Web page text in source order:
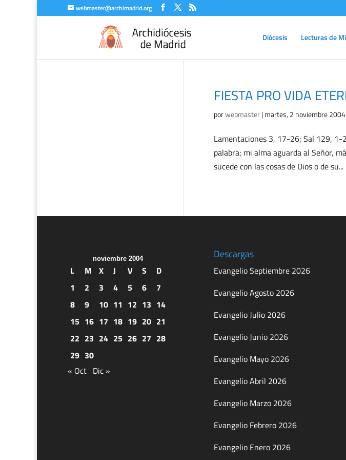
webmaster@archimadrid.org
Diócesis Lecturas de
FIESTA PRO VIDA
porwebmaster|martes, 2 noviembre 2004
Lamentaciones 3, 17-26; Sal 129, 1-
palabra; mi alma aguarda al Señor,
sucede con las cosas de Dios o de su...
noviembre 2004
L M X J V S
D
1
2 3 4 5 6
7
8
9 10 11 12 13 14
15 16 17 18 19 20 21
22 23 24 25 26 27 28
29 30
« Oct Dic »
Descargas
Evangelio Septiembre 2026
Evangelio Agosto 2026
Evangelio Julio 2026
Evangelio Junio 2026
Evangelio Mayo 2026
Evangelio Abril 2026
Evangelio Marzo 2026
Evangelio Febrero 2026
Evangelio Enero 2026